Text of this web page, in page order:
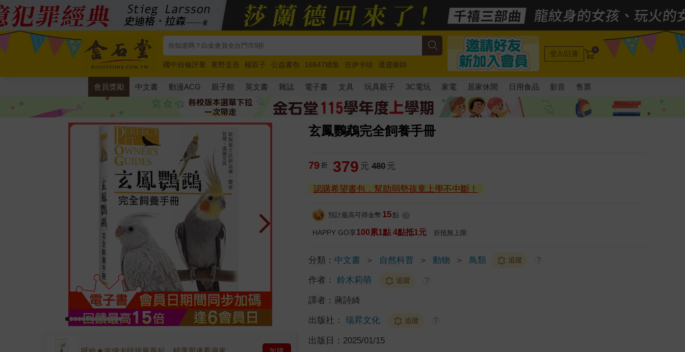
國中自修評量 東野圭吾 楊双子 公益書包 16647續集 吉伊卡哇
通靈藥師
唯紅花綻放
奧德賽 路邊攤新作 馬斯克 玩具總動員5 超慢跑
登入/註冊 0
會員獎勵 中文書 動漫ACG 親子館 英文書 雜誌 電子書 文具 玩具親子 3C電玩 家電 居家休閒 日用食品 影音 售票
玄鳳鸚鵡完全飼養手冊
79 折 379 元 480 元
認購希望書包，幫助弱勢孩童上學不中斷！
預計最高可得金幣 15 點
HAPPY GO享100累1點 4點抵1元 折抵無上限
分類： 中文書 ＞ 自然科普 ＞ 動物 ＞ 鳥類 追蹤 ?
作者： 鈴木莉萌 追蹤 ?
譯者： 蔣詩綺
出版社： 瑞昇文化 追蹤 ?
出版日： 2025/01/15